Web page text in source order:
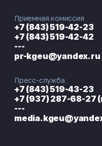
Приемная комиссия
+7 (843) 519-42-23
+7 (843) 519-42-42
---
pr-kgeu@yandex.ru
Пресс-служба
+7 (843) 519-43-23
+7 (937) 287-68-27
---